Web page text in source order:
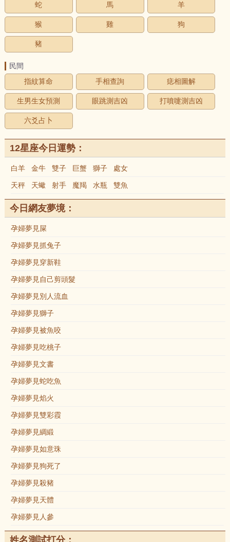
蛇 馬 羊
猴 雞 狗
豬
民間
指紋算命
手相查詢 痣相圖解
生男生女預測 眼跳測吉凶 打噴嚏測吉凶
六爻占卜
12星座今日運勢：
白羊 金牛 雙子 巨蟹 獅子 處女
天秤 天蠍 射手 魔羯 水瓶 雙魚
今日網友夢境：
孕婦夢見屎
孕婦夢見抓兔子
孕婦夢見穿新鞋
孕婦夢見自己剪頭髮
孕婦夢見別人流血
孕婦夢見獅子
孕婦夢見被魚咬
孕婦夢見吃桃子
孕婦夢見文書
孕婦夢見蛇吃魚
孕婦夢見焰火
孕婦夢見雙彩霞
孕婦夢見綢緞
孕婦夢見如意珠
孕婦夢見狗死了
孕婦夢見殺豬
孕婦夢見天體
孕婦夢見人參
姓名測試打分：